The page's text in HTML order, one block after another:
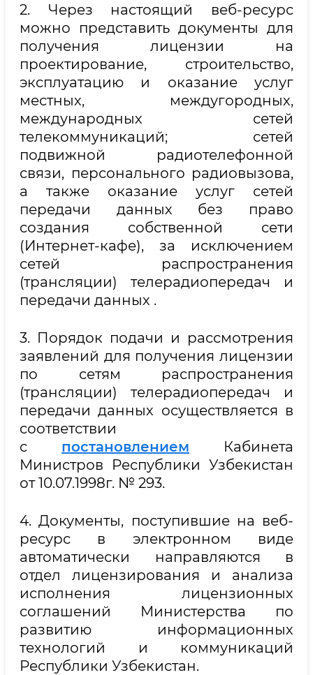
2. Через настоящий веб-ресурс
можно представить документы для
получения лицензии на
проектирование, строительство,
эксплуатацию и оказание услуг
местных, междугородных,
международных сетей
телекоммуникаций; сетей
подвижной радиотелефонной
связи, персонального радиовызова,
а также оказание услуг сетей
передачи данных без право
создания собственной сети
(Интернет-кафе), за исключением
сетей распространения
(трансляции) телерадиопередач и
передачи данных .
3. Порядок подачи и рассмотрения
заявлений для получения лицензии
по сетям распространения
(трансляции) телерадиопередач и
передачи данных осуществляется в
соответствии
с постановлением Кабинета
Министров Республики Узбекистан
от 10.07.1998г. № 293.
4. Документы, поступившие на веб-
ресурс в электронном виде
автоматически направляются в
отдел лицензирования и анализа
исполнения лицензионных
соглашений Министерства по
развитию информационных
технологий и коммуникаций
Республики Узбекистан.